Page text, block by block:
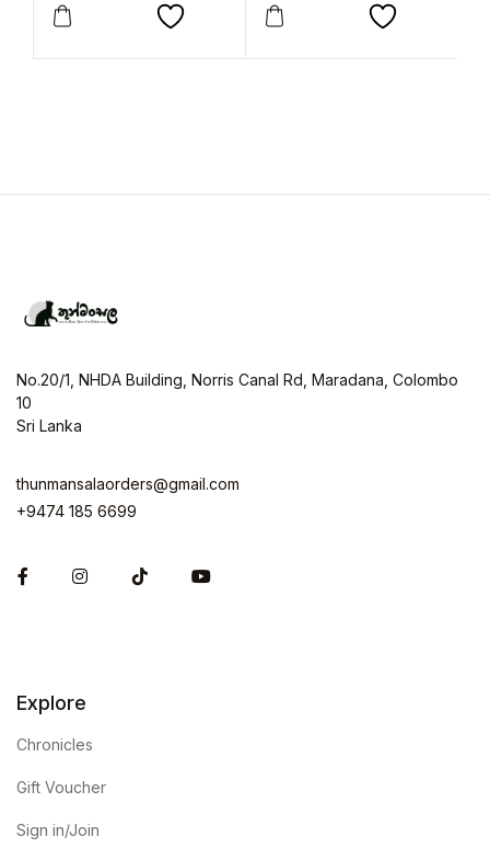
No.20/1, NHDA Building, Norris Canal Rd, Maradana, Colombo
10
Sri Lanka
thunmansalaorders@gmail.com
+9474 185 6699
FacebookInstagram
Explore
Chronicles
Gift Voucher
Sign in/Join